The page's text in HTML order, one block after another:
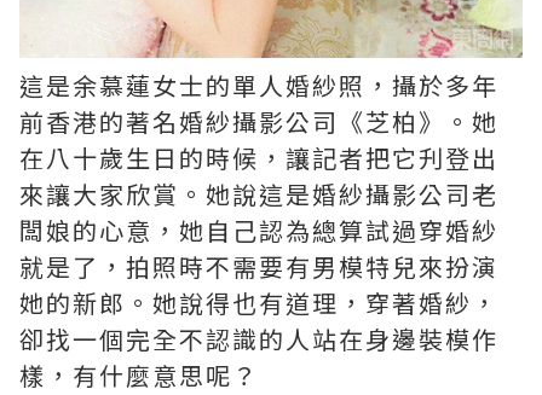
這是余慕蓮女士的單人婚紗照，攝於多年
前香港的著名婚紗攝影公司《芝柏》。她
在八十歲生日的時候，讓記者把它刋登出
來讓大家欣賞。她說這是婚紗攝影公司老
闆娘的心意，她自己認為總算試過穿婚紗
就是了，拍照時不需要有男模特兒來扮演
她的新郎。她說得也有道理，穿著婚紗，
卻找一個完全不認識的人站在身邊裝模作
樣，有什麼意思呢？